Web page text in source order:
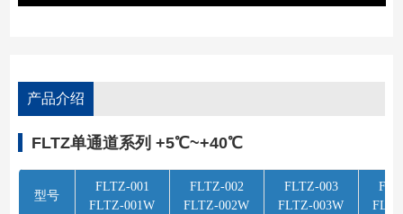
产品介绍
FLTZ单通道系列 +5℃~+40℃
型号
FLTZ-001
FLTZ-001W
FLTZ-002
FLTZ-002W
FLTZ-003
FLTZ-003W